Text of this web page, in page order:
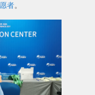
者。